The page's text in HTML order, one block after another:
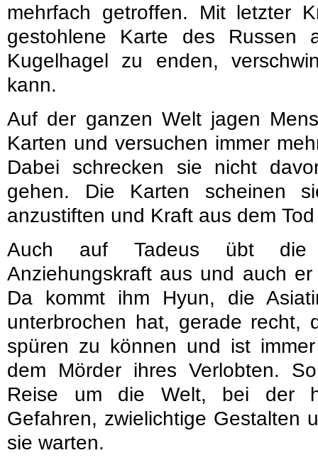
mehrfach getroffen. Mit letzter
gestohlene Karte des Russen
Kugelhagel zu enden,
kann.
Auf der ganzen Welt jagen
Karten und versuchen immer
Dabei schrecken sie nicht
gehen. Die Karten scheinen
anzustiften und Kraft aus dem
Auch auf Tadeus übt die
Anziehungskraft aus und auch
Da kommt ihm Hyun, die
unterbrochen hat, gerade recht,
spüren zu können und ist
dem Mörder ihres Verlobten.
Reise um die Welt, bei der
Gefahren, zwielichtige Gestalten
sie warten.